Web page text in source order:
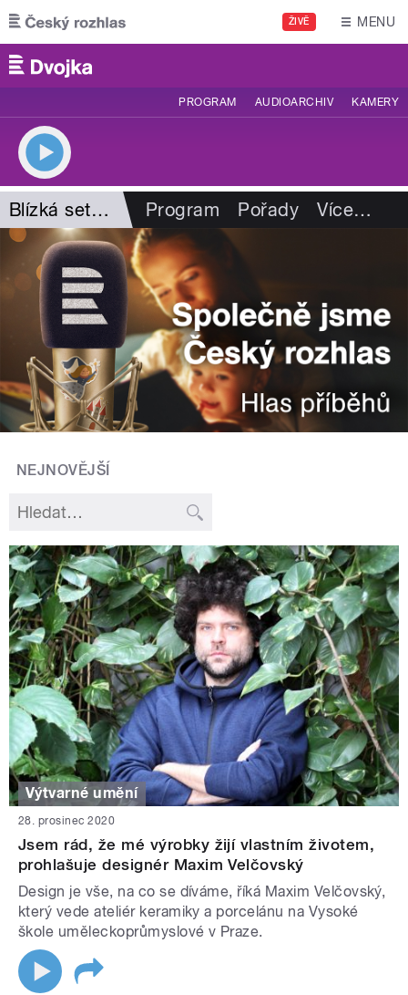
Přejít k hlavnímu obsahu
ŽIVĚ MENU
PROGRAM AUDIOARCHIV KAMERY
Blízká setkání Program Pořady Více…
NEJNOVĚJŠÍ
Výtvarné umění
28. prosinec 2020
Jsem rád, že mé výrobky žijí vlastním životem,
prohlašuje designér Maxim Velčovský
Design je vše, na co se díváme, říká Maxim Velčovský,
který vede ateliér keramiky a porcelánu na Vysoké
škole uměleckoprůmyslové v Praze.